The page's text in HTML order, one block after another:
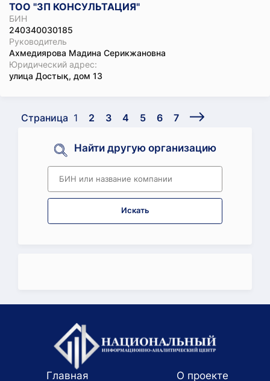
ТОО "3П КОНСУЛЬТАЦИЯ"
БИН
240340030185
Руководитель
Ахмедиярова Мадина Серикжановна
Юридический адрес:
улица Достық, дом 13
Страница 1 2 3 4 5 6 7
Найти другую организацию
Искать
Главная О проекте